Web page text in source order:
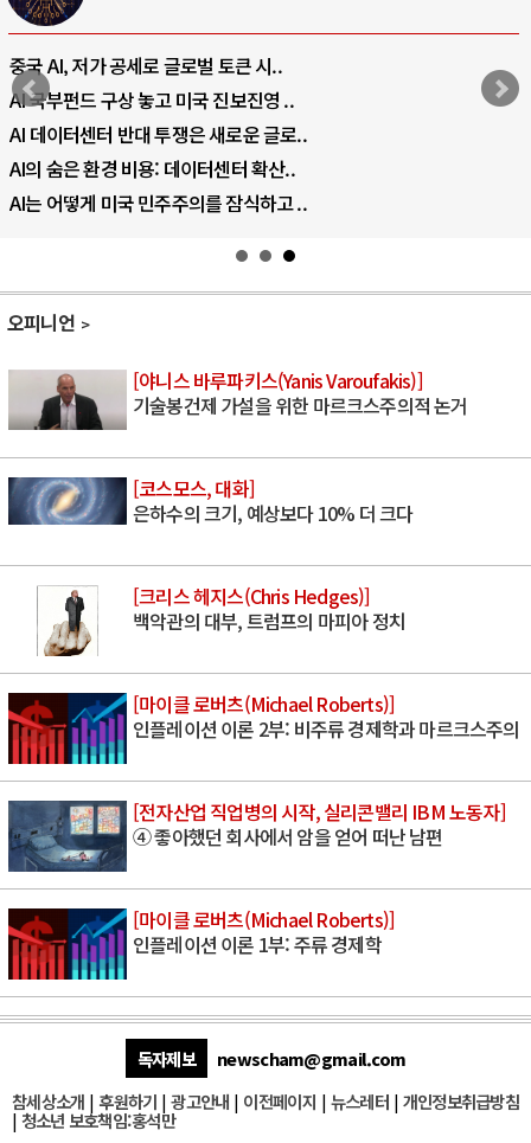
중국 AI, 저가 공세로 글로벌 토큰 시..
AI 국부펀드 구상 놓고 미국 진보진영 ..
AI 데이터센터 반대 투쟁은 새로운 글로..
AI의 숨은 환경 비용: 데이터센터 확산..
AI는 어떻게 미국 민주주의를 잠식하고 ..
오피니언
[야니스 바루파키스(Yanis Varoufakis)]
기술봉건제 가설을 위한 마르크스주의적 논거
[코스모스, 대화]
은하수의 크기, 예상보다 10% 더 크다
[크리스 헤지스(Chris Hedges)]
백악관의 대부, 트럼프의 마피아 정치
[마이클 로버츠(Michael Roberts)]
인플레이션 이론 2부: 비주류 경제학과 마르크스주의
[전자산업 직업병의 시작, 실리콘밸리 IBM 노동자]
④ 좋아했던 회사에서 암을 얻어 떠난 남편
[마이클 로버츠(Michael Roberts)]
인플레이션 이론 1부: 주류 경제학
독자제보
newscham@gmail.com
참세상소개 | 후원하기 |광고안내 | 이전페이지 | 뉴스레터| 개인정보취급방침
| 청소년 보호책임:홍석만